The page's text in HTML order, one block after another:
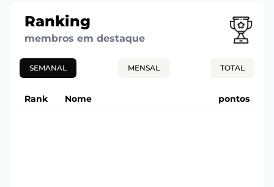
Ranking
membros em destaque
SEMANAL MENSAL TOTAL
Rank Nome pontos